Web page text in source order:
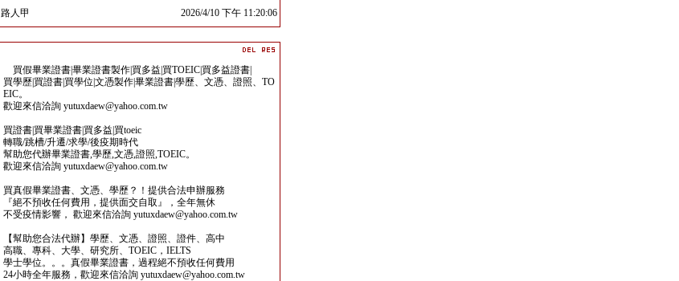
路人甲
2026/4/10 下午 11:20:06
買假畢業證書|畢業證書製作|買多益|買TOEIC|買多益證書|
買學歷|買證書|買學位|文憑製作|畢業證書|學歷、文憑、證照、TO
EIC。
歡迎來信洽詢 yutuxdaew@yahoo.com.tw
買證書|買畢業證書|買多益|買toeic
轉職/跳槽/升遷/求學/後疫期時代
幫助您代辦畢業證書,學歷,文憑,證照,TOEIC。
歡迎來信洽詢 yutuxdaew@yahoo.com.tw
買真假畢業證書、文憑、學歷？！提供合法申辦服務
『絕不預收任何費用，提供面交自取』，全年無休
不受疫情影響， 歡迎來信洽詢 yutuxdaew@yahoo.com.tw
【幫助您合法代辦】學歷、文憑、證照、證件、高中
高職、專科、大學、研究所、TOEIC，IELTS
學士學位。。。真假畢業證書，過程絕不預收任何費用
24小時全年服務，歡迎來信洽詢 yutuxdaew@yahoo.com.tw